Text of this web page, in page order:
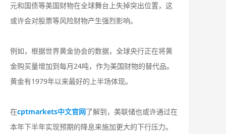
元和国债等美国财物在全球舞台上失掉突出位置，这
或许会对股票等风险财物产生强烈影响。
例如，根据世界黄金协会的数据，全球央行正在将黄
金购买量增加到每月24吨，作为美国财物的替代品。
黄金有1979年以来最好的上半场体现。
在cptmarkets中文官网了解到，美联储也或许通过在
本年下半年实现预期的降息来施加更大的下行压力。